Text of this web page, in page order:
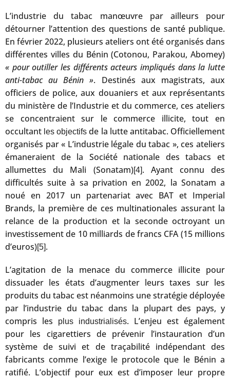
L’industrie du tabac manœuvre par ailleurs pour
détourner l’attention des questions de santé publique.
En février 2022, plusieurs ateliers ont été organisés dans
différentes villes du Bénin (Cotonou, Parakou, Abomey)
« pour outiller les différents acteurs impliqués dans la lutte
anti-tabac au Bénin ». Destinés aux magistrats, aux
officiers de police, aux douaniers et aux représentants
du ministère de l’Industrie et du commerce, ces ateliers
se concentraient sur le commerce illicite, tout en
occultant les objectifs de la lutte antitabac. Officiellement
organisés par « L’industrie légale du tabac », ces ateliers
émaneraient de la Société nationale des tabacs et
allumettes du Mali (Sonatam)[4]. Ayant connu des
difficultés suite à sa privation en 2002, la Sonatam a
noué en 2017 un partenariat avec BAT et Imperial
Brands, la première de ces multinationales assurant la
relance de la production et la seconde octroyant un
investissement de 10 milliards de francs CFA (15 millions
d’euros)[5].
L’agitation de la menace du commerce illicite pour
dissuader les états d’augmenter leurs taxes sur les
produits du tabac est néanmoins une stratégie déployée
par l’industrie du tabac dans la plupart des pays, y
compris les
plus industrialisés. L’enjeu est également
pour les cigarettiers de prévenir l’instauration d’un
système de suivi et de traçabilité indépendant des
fabricants comme l’exige le protocole que le Bénin a
ratifié. L’objectif pour eux est d’imposer leur propre